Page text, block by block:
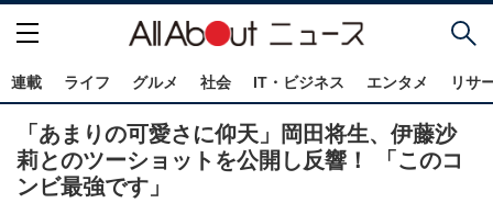
連載 ライフ グルメ 社会 IT・ビジネス エンタメ リサ
「あまりの可愛さに仰天」岡田将生、伊藤沙
莉とのツーショットを公開し反響！ 「このコ
ンビ最強です」